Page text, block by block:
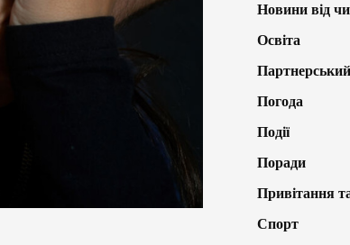
Новини від
Освіта
Погода
Події
Поради
Привітання
Спорт